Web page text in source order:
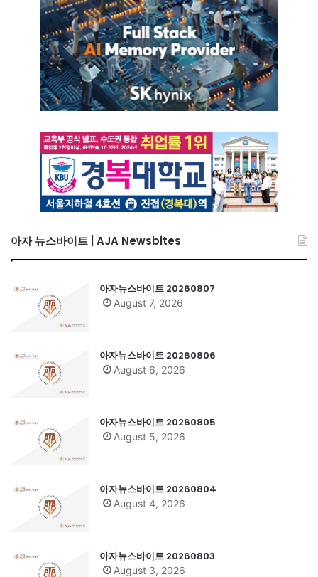
아자 뉴스바이트 | AJA Newsbites
아자뉴스바이트 20260807
August 7, 2026
아자뉴스바이트 20260806
August 6, 2026
아자뉴스바이트 20260805
August 5, 2026
아자뉴스바이트 20260804
August 4, 2026
아자뉴스바이트 20260803
August 3, 2026